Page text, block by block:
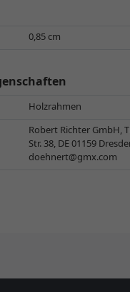
0,85 cm
Holzrahmen
Robert Richter GmbH,
Str. 38, DE 01159
doehnert@gmx.com